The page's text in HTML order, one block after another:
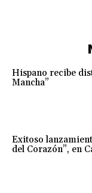
Hispano recibe
Mancha”
Exitoso
del Corazón”, en